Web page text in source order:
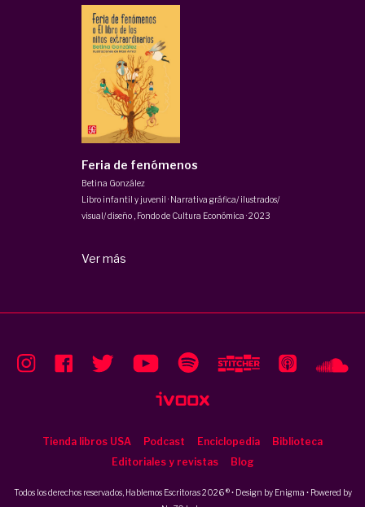
Feria de fenómenos
Betina González
Libro infantil y juvenil · Narrativa gráfica/ ilustrados/
visual/ diseño, Fondo de Cultura Económica ·2023
Ver más
Tienda libros USA Podcast Enciclopedia
Biblioteca
Editoriales y revistas
Blog
Todos los derechos reservados, Hablemos Escritoras 2026 ® • Design by Enigma • Powered by